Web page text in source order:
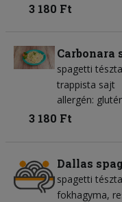
3 180 Ft
Carbonara
spagetti tészta
trappista sajt
allergén:
3 180 Ft
Dallas
spagetti tészta
fokhagyma